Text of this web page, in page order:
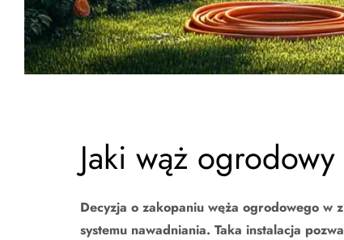
Jaki wąż
Decyzja o zakopaniu węża ogrodowego w
systemu nawadniania. Taka instalacja